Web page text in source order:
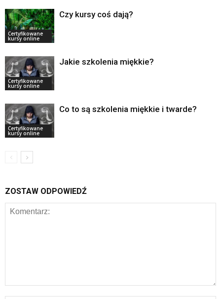
Certyfikowane
kursy online
Czy kursy coś dają?
Certyfikowane
kursy online
Jakie szkolenia miękkie?
Certyfikowane
kursy online
Co to są szkolenia miękkie i twarde?
ZOSTAW ODPOWIEDŹ